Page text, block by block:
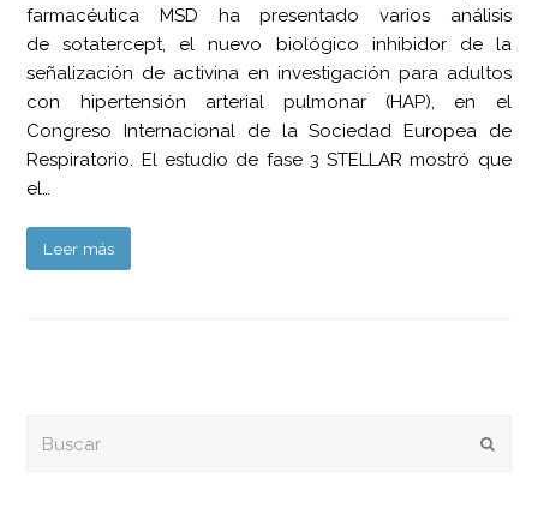
farmacéutica MSD ha presentado varios análisis
de sotatercept, el nuevo biológico inhibidor de la
señalización de activina en investigación para adultos
con hipertensión arterial pulmonar (HAP), en el
Congreso Internacional de la Sociedad Europea de
Respiratorio. El estudio de fase 3 STELLAR mostró que
el…
Leer más